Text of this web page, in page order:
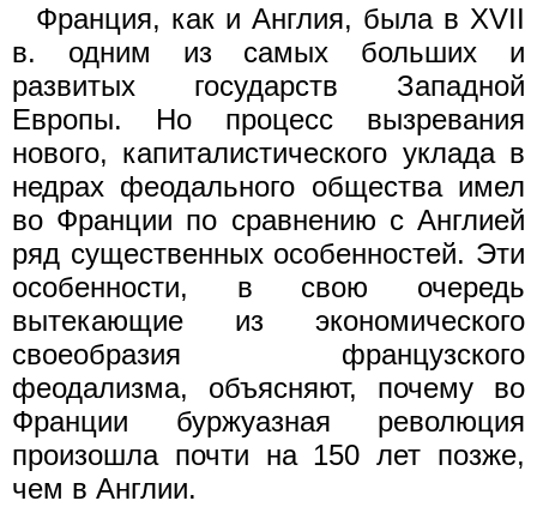
Франция, как и Англия, была в XVII
в. одним из самых больших и
развитых государств Западной
Европы. Но процесс вызревания
нового, капиталистического уклада в
недрах феодального общества имел
во Франции по сравнению с Англией
ряд существенных особенностей. Эти
особенности, в свою очередь
вытекающие из экономического
своеобразия французского
феодализма, объясняют, почему во
Франции буржуазная революция
произошла почти на 150 лет позже,
чем в Англии.